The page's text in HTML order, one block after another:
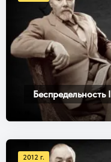
2012 г.